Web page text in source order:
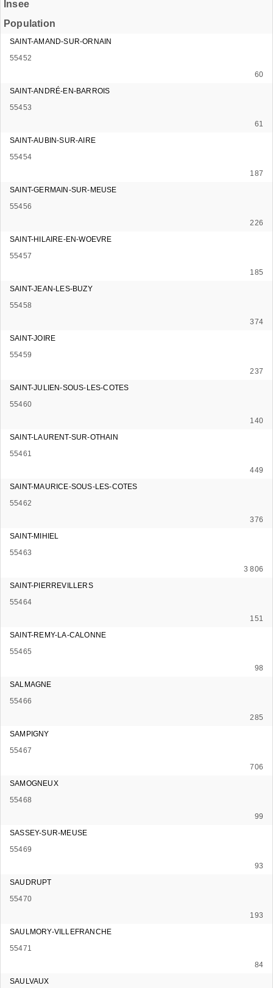
Insee
Population
SAINT-AMAND-SUR-ORNAIN
55452
60
SAINT-ANDRÉ-EN-BARROIS
55453
61
SAINT-AUBIN-SUR-AIRE
55454
187
SAINT-GERMAIN-SUR-MEUSE
55456
226
SAINT-HILAIRE-EN-WOEVRE
55457
185
SAINT-JEAN-LES-BUZY
55458
374
SAINT-JOIRE
55459
237
SAINT-JULIEN-SOUS-LES-COTES
55460
140
SAINT-LAURENT-SUR-OTHAIN
55461
449
SAINT-MAURICE-SOUS-LES-COTES
55462
376
SAINT-MIHIEL
55463
3 806
SAINT-PIERREVILLERS
55464
151
SAINT-REMY-LA-CALONNE
55465
98
SALMAGNE
55466
285
SAMPIGNY
55467
706
SAMOGNEUX
55468
99
SASSEY-SUR-MEUSE
55469
93
SAUDRUPT
55470
193
SAULMORY-VILLEFRANCHE
55471
84
SAULVAUX